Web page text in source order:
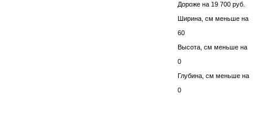
Дороже на 19 700 руб.
Ширина, см меньше на
60
Высота, см меньше на
0
Глубина, см меньше на
0